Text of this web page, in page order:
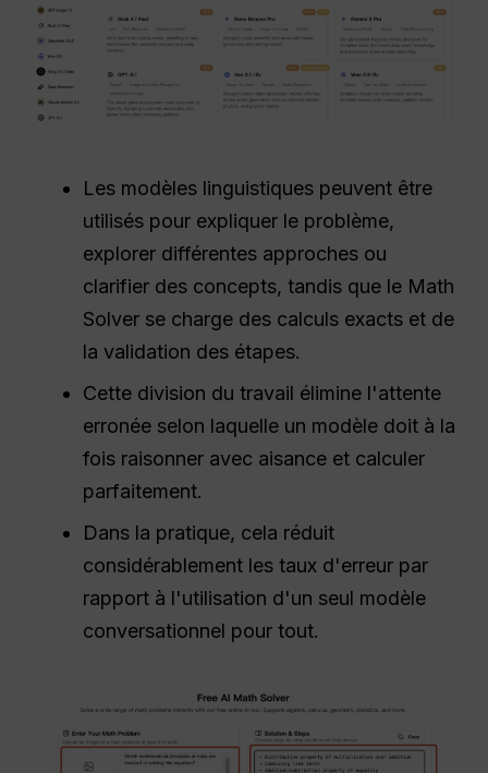
Les modèles linguistiques peuvent être
utilisés pour expliquer le problème,
explorer différentes approches ou
clarifier des concepts, tandis que le Math
Solver se charge des calculs exacts et de
la validation des étapes.
Cette division du travail élimine l'attente
erronée selon laquelle un modèle doit à la
fois raisonner avec aisance et calculer
parfaitement.
Dans la pratique, cela réduit
considérablement les taux d'erreur par
rapport à l'utilisation d'un seul modèle
conversationnel pour tout.